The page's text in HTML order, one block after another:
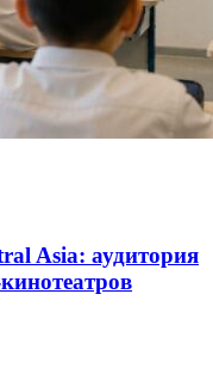
Asia: аудитория